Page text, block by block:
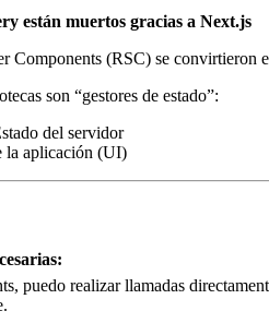
están muertos gracias a Next.js
Components (RSC) se
son “gestores de estado”:
del servidor
la aplicación (UI)
puedo realizar llamadas